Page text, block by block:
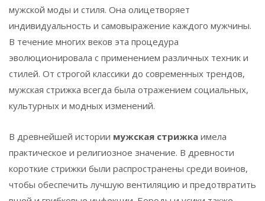
мужской моды и стиля. Она олицетворяет
индивидуальность и самовыражение каждого мужчины.
В течение многих веков эта процедура
эволюционировала с применением различных техник и
стилей. От строгой классики до современных трендов,
мужская стрижка всегда была отражением социальных,
культурных и модных изменений.
В древнейшей истории мужская стрижка имела
практическое и религиозное значение. В древности
короткие стрижки были распространены среди воинов,
чтобы обеспечить лучшую вентиляцию и предотвратить